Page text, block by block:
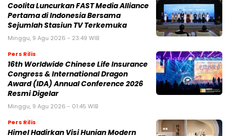
Coolita Luncurkan FAST Media Alliance
Pertama di Indonesia Bersama
Sejumlah Stasiun TV Terkemuka
Minggu, 9 Agu 2026 - 23:49 WIB
Pers Rilis
16th Worldwide Chinese Life Insurance
Congress & International Dragon
Award (IDA) Annual Conference 2026
Resmi Digelar
Minggu, 9 Agu 2026 - 01:45 WIB
Pers Rilis
Himel Hadirkan Visi Hunian Modern